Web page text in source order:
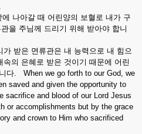
나아갈 때 어린양의 보혈로 내가 구
을 주님께 드리기 위해 받아야 합니
받은 면류관은 내 능력으로 내 힘으
의 은혜로 받은 것이기 때문에 어린
다. When we go forth to our God, we
saved and given the opportunity to
sacrifice and blood of our Lord Jesus
or accomplishments but by the grace
and crown to Him who sacrificed